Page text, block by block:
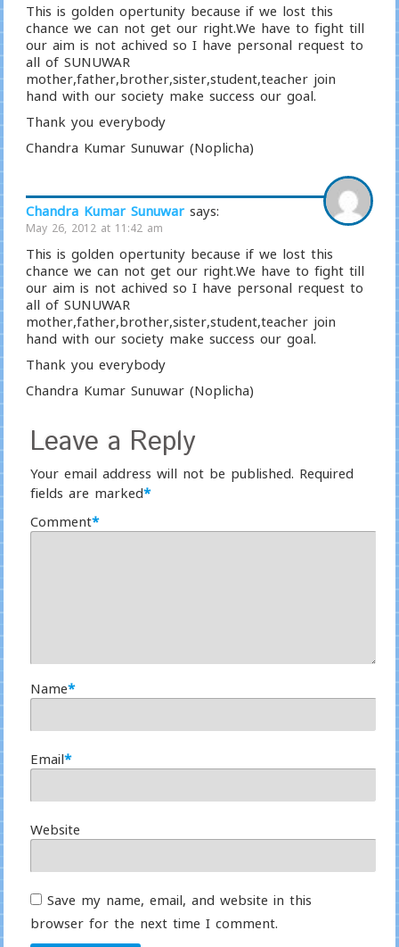
This is golden opertunity because if we lost this
chance we can not get our right.We have to fight till
our aim is not achived so I have personal request to
all of SUNUWAR
mother,father,brother,sister,student,teacher join
hand with our society make success our goal.
Thank you everybody
Chandra Kumar Sunuwar (Noplicha)
Chandra Kumar Sunuwar says:
May 26, 2012 at 11:42 am
This is golden opertunity because if we lost this
chance we can not get our right.We have to fight till
our aim is not achived so I have personal request to
all of SUNUWAR
mother,father,brother,sister,student,teacher join
hand with our society make success our goal.
Thank you everybody
Chandra Kumar Sunuwar (Noplicha)
Leave a Reply
Your email address will not be published. Required
fields are marked*
Comment*
Name*
Email*
Website
Save my name, email, and website in this
browser for the next time I comment.